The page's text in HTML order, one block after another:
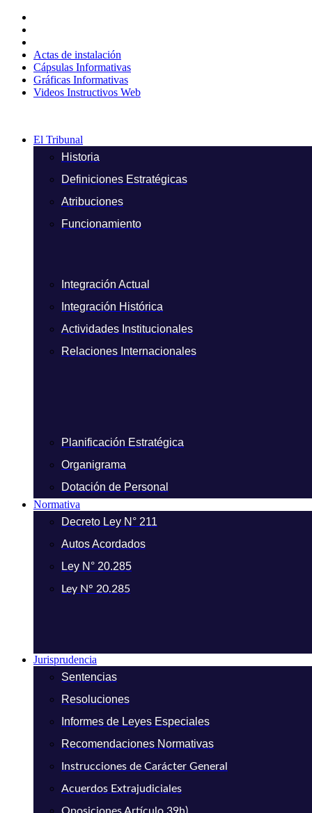
contenido
Actas de instalación
Cápsulas Informativas
Gráficas Informativas
Videos Instructivos Web
El Tribunal
Historia
Definiciones Estratégicas
Atribuciones
Funcionamiento
Integración Actual
Integración Histórica
Actividades Institucionales
Relaciones Internacionales
Planificación Estratégica
Organigrama
Dotación de Personal
Normativa
Decreto Ley N° 211
Autos Acordados
Ley N° 20.285
Ley N° 20.285
Jurisprudencia
Sentencias
Resoluciones
Informes de Leyes Especiales
Recomendaciones Normativas
Instrucciones de Carácter General
Acuerdos Extrajudiciales